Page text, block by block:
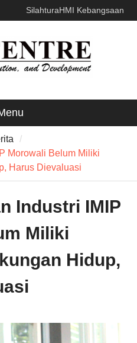
Morowali Belum Miliki
Harus Dievaluasi
Industri IMIP
Miliki
Hidup,